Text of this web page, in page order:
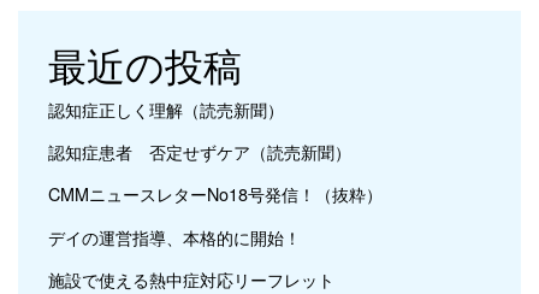
最近の投稿
認知症正しく理解（読売新聞）
認知症患者 否定せずケア（読売新聞）
CMMニュースレターNo18号発信！（抜粋）
デイの運営指導、本格的に開始！
施設で使える熱中症対応リーフレット